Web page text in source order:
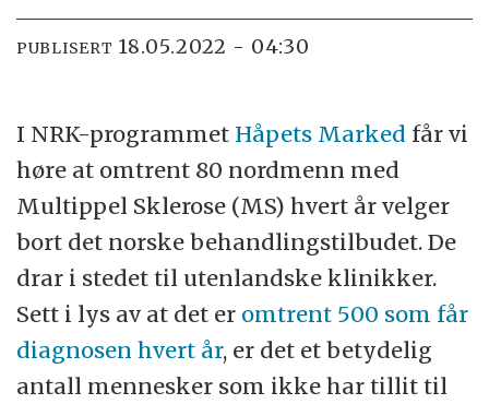
PUBLISERT 18.05.2022 - 04:30
I NRK-programmet Håpets Marked får vi
høre at omtrent 80 nordmenn med
Multippel Sklerose (MS) hvert år velger
bort det norske behandlingstilbudet. De
drar i stedet til utenlandske klinikker.
Sett i lys av at det er omtrent 500 som får
diagnosen hvert år, er det et betydelig
antall mennesker som ikke har tillit til